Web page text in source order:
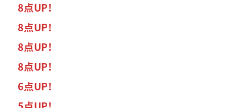
8点UP!
8点UP!
8点UP!
8点UP!
6点UP!